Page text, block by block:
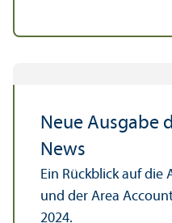
Neue Ausgabe
News
Ein Rückblick auf die
und der Area
2024.